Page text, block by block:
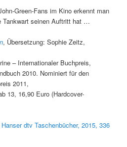
Green-Fans im Kino erkennt man
Tankwart seinen Auftritt hat …
, Übersetzung: Sophie Zeitz,
– Internationaler Buchpreis,
2010. Nominiert für den
2011,
13, 16,90 Euro (Hardcover-
dtv Taschenbücher, 2015, 336